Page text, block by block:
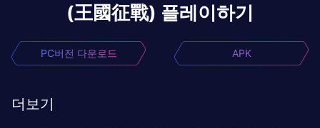
(王國征戰) 플레이하기
PC버전 다운로드 APK
더보기